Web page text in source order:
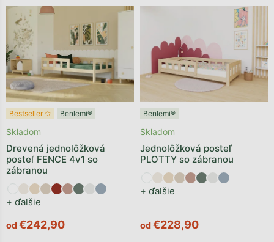
Bestseller ✩ Benlemi®
Drevená jednolôžková
posteľ FENCE 4v1 so
zábranou
+ ďalšie
Skladom
od€242,90
Benlemi®
Jednolôžková posteľ
PLOTTY so zábranou
+ ďalšie
Skladom
od€228,90